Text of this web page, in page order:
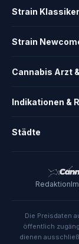
Strain Klassiker
Strain
Cannabis Arzt
Indikationen &
Städte
Redaktion
Die Preisdaten
öffentlich
dienen